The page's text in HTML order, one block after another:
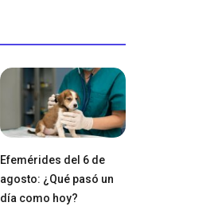
Efemérides del 6 de
agosto: ¿Qué pasó un
día como hoy?